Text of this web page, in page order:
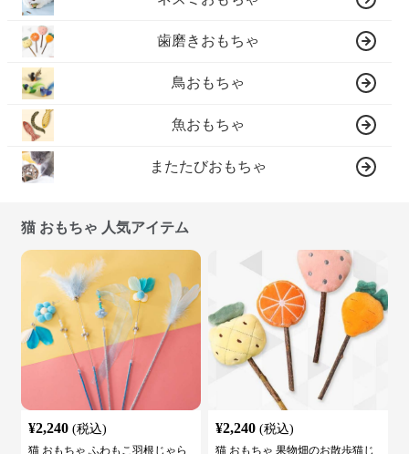
歯磨きおもちゃ
鳥おもちゃ
魚おもちゃ
またたびおもちゃ
猫 おもちゃ 人気アイテム
¥2,240 (税込)
猫 おもちゃ ふわもこ羽根じゃら
¥2,240 (税込)
猫 おもちゃ 果物畑のお散歩猫じ